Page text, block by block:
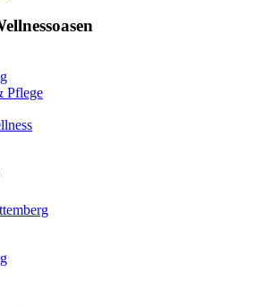
Pflege